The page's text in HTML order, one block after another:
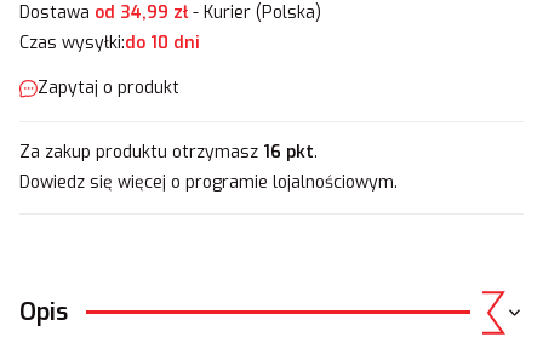
Dostawa od 34,99 zł- Kurier (Polska)
Czas wysyłki:do 10 dni
Zapytaj o produkt
Za zakup produktu otrzymasz 16 pkt.
Dowiedz się więcej o programie lojalnościowym.
Opis